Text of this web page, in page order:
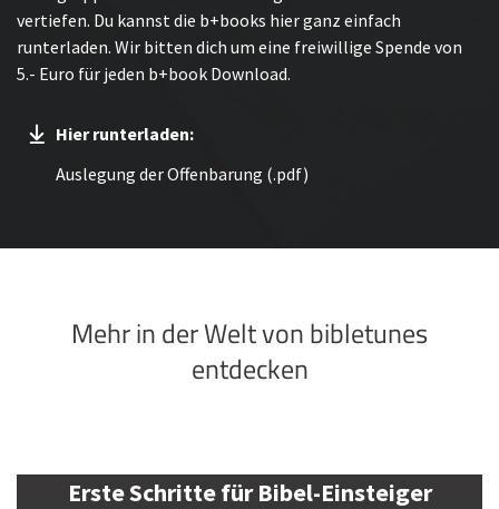
vertiefen. Du kannst die b+books hier ganz einfach
runterladen. Wir bitten dich um eine freiwillige Spende von
5.- Euro für jeden b+book Download.
Hier runterladen:
Auslegung der Offenbarung (.pdf)
Mehr in der Welt von bibletunes
entdecken
Erste Schritte für Bibel-Einsteiger